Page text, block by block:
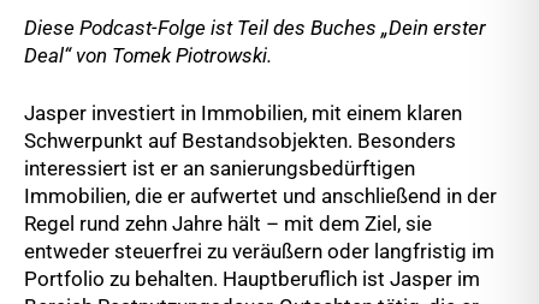
Diese Podcast-Folge ist Teil des Buches „Dein erster
Deal“ von Tomek Piotrowski.
Jasper investiert in Immobilien, mit einem klaren
Schwerpunkt auf Bestandsobjekten. Besonders
interessiert ist er an sanierungsbedürftigen
Immobilien, die er aufwertet und anschließend in der
Regel rund zehn Jahre hält – mit dem Ziel, sie
entweder steuerfrei zu veräußern oder langfristig im
Portfolio zu behalten. Hauptberuflich ist Jasper im